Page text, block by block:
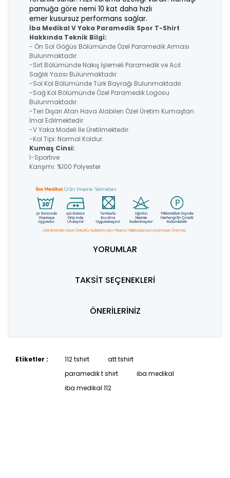
pamuğa göre nemi 10 kat daha hızlı
emer kusursuz performans sağlar.
İba Medikal V Yaka Paramedik Spor T-Shirt
Hakkında Teknik Bilgi:
- Ön Sol Göğüs Bölümünde Özel Paramedik Arması
Bulunmaktadır.
-Sırt Bölümünde Nakış İşlemeli Paramedik ve Acil
Sağlık Yazısı Bulunmaktadır.
-Sol Kol Bölümünde Türk Bayrağı Bulunmaktadır.
-Sağ Kol Bölümünde Özel Paramedik Logosu
Bulunmaktadır.
-Teri Dışarı Atan Hava Alabilen Özel Üretim Kumaştan
İmal Edilmektedir.
-V Yaka Modeli İle Üretilmektedir.
-Kol Tipi: Normal Koldur.
Kumaş Cinsi:
İ-Sportive
Karışımı: %100 Polyester
YORUMLAR
TAKSİT SEÇENEKLERİ
ÖNERİLERİNİZ
Etiketler : 112 tshirt
att tshirt
paramedik t shirt
iba medikal
iba medikal 112